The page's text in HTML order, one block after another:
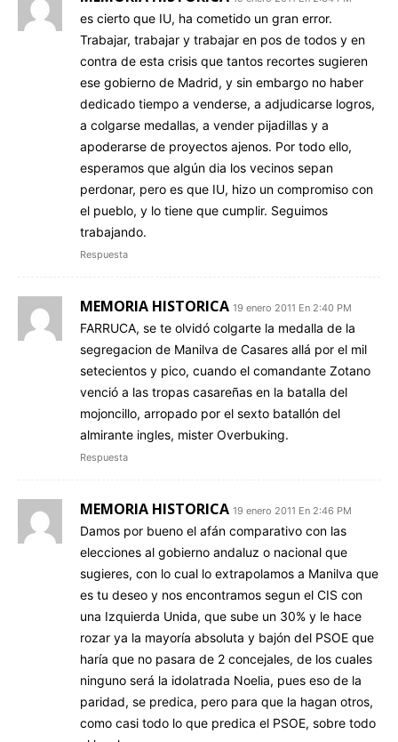
es cierto que IU, ha cometido un gran error.
Trabajar, trabajar y trabajar en pos de todos y en
contra de esta crisis que tantos recortes sugieren
ese gobierno de Madrid, y sin embargo no haber
dedicado tiempo a venderse, a adjudicarse logros,
a colgarse medallas, a vender pijadillas y a
apoderarse de proyectos ajenos. Por todo ello,
esperamos que algún dia los vecinos sepan
perdonar, pero es que IU, hizo un compromiso con
el pueblo, y lo tiene que cumplir. Seguimos
trabajando.
Respuesta
MEMORIA HISTORICA 19 enero 2011 En 2:40 PM
FARRUCA, se te olvidó colgarte la medalla de la
segregacion de Manilva de Casares allá por el mil
setecientos y pico, cuando el comandante Zotano
venció a las tropas casareñas en la batalla del
mojoncillo, arropado por el sexto batallón del
almirante ingles, mister Overbuking.
Respuesta
MEMORIA HISTORICA 19 enero 2011 En 2:46 PM
Damos por bueno el afán comparativo con las
elecciones al gobierno andaluz o nacional que
sugieres, con lo cual lo extrapolamos a Manilva que
es tu deseo y nos encontramos segun el CIS con
una Izquierda Unida, que sube un 30% y le hace
rozar ya la mayoría absoluta y bajón del PSOE que
haría que no pasara de 2 concejales, de los cuales
ninguno será la idolatrada Noelia, pues eso de la
paridad, se predica, pero para que la hagan otros,
como casi todo lo que predica el PSOE, sobre todo